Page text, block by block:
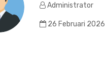
Administrator
26 Februari 2026